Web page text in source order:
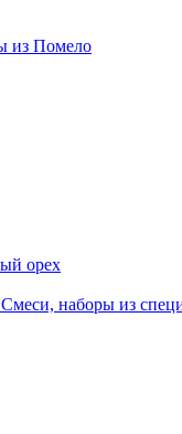
из Помело
орех
Смеси, наборы из